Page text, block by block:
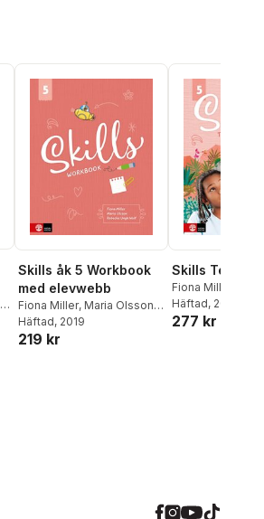
,
Skills åk 5 Workbook
med elevwebb
Fiona Miller, Maria Olsson,
Rebecka Ungh Wolf
Häftad, 2019
219 kr
Skills
Fiona Miller
Rebecka Ungh
Häftad, 2019
277 kr